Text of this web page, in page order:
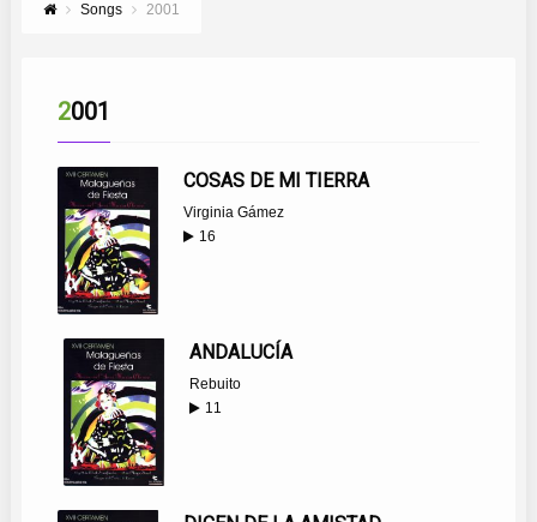
Songs 2001
2001
COSAS DE MI TIERRA
Virginia Gámez
16
ANDALUCÍA
Rebuito
11